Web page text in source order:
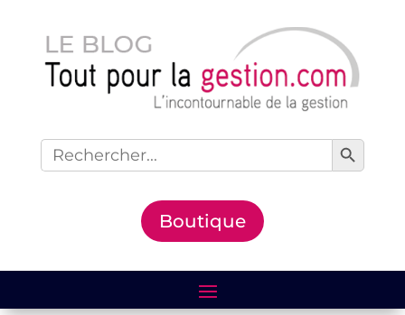
Search
for:
Search Button
Boutique